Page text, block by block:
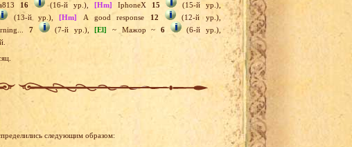
16 (16-й ур.),[Hm] IphoneX 15
(15-й ур.),
(13-й ур.),[Hm] A good response 12
(12-й ур.),
7 (7-й ур.),[El] ~ Мажор ~6
(6-й ур.),
следующим образом: